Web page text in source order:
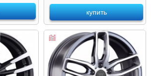
купить